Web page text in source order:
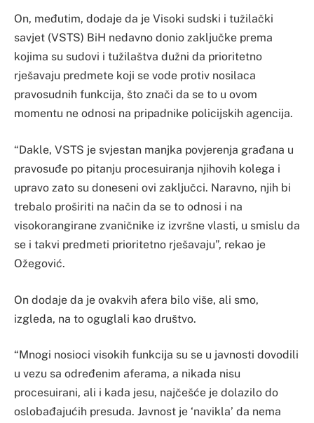
On, međutim, dodaje da je Visoki sudski i tužilački
savjet (VSTS) BiH nedavno donio zaključke prema
kojima su sudovi i tužilaštva dužni da prioritetno
rješavaju predmete koji se vode protiv nosilaca
pravosudnih funkcija, što znači da se to u ovom
momentu ne odnosi na pripadnike policijskih agencija.
“Dakle, VSTS je svjestan manjka povjerenja građana u
pravosuđe po pitanju procesuiranja njihovih kolega i
upravo zato su doneseni ovi zaključci. Naravno, njih bi
trebalo proširiti na način da se to odnosi i na
visokorangirane zvaničnike iz izvršne vlasti, u smislu da
se i takvi predmeti prioritetno rješavaju”, rekao je
Ožegović.
On dodaje da je ovakvih afera bilo više, ali smo,
izgleda, na to oguglali kao društvo.
“Mnogi nosioci visokih funkcija su se u javnosti dovodili
u vezu sa određenim aferama, a nikada nisu
procesuirani, ali i kada jesu, najčešće je dolazilo do
oslobađajućih presuda. Javnost je ‘navikla’ da nema